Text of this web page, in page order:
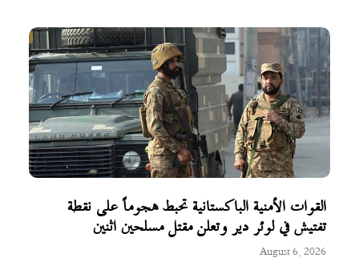
القوات الأمنية الباكستانية تحبط هجوماً على نقطة
تفتيش في لوئر دير وتعلن مقتل مسلحين اثنين
August 6, 2026